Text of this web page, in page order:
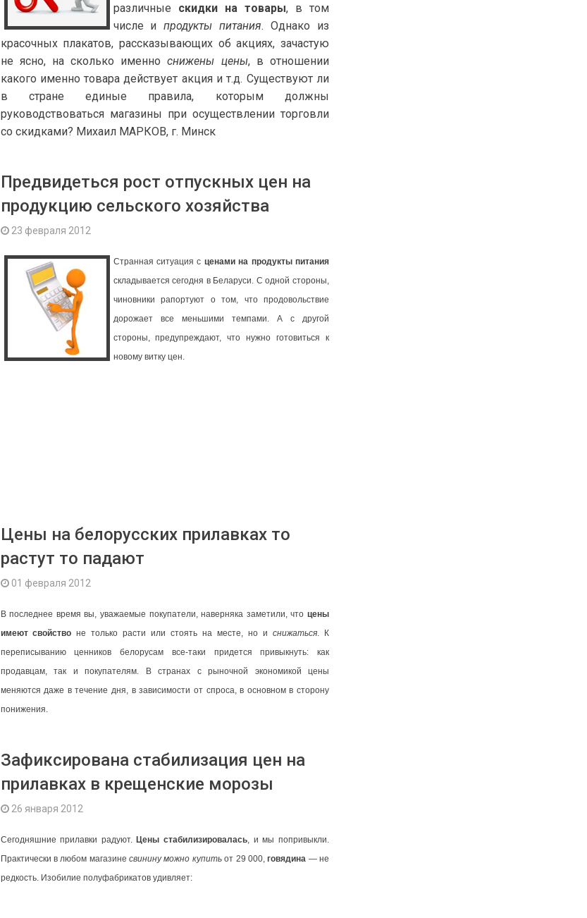
различные скидки на товары, в том
числе ипродукты питания. Однако из
красочных плакатов, рассказывающих об акциях, зачастую
не ясно, на сколько именноснижены цены, в отношении
какого именно товара действует акция и т.д. Существуют ли
в стране единые правила, которым должны
руководствоваться магазины при осуществлении торговли
со скидками? Михаил МАРКОВ, г. Минск
Предвидеться рост отпускных цен на
продукцию сельского хозяйства
23 февраля 2012
Странная ситуация с ценами на продукты питания
складывается сегодня в Беларуси. С одной стороны,
чиновники рапортуют о том, что продовольствие
дорожает все меньшими темпами. А с другой
стороны, предупреждают, что нужно готовиться к
новому витку цен.
Цены на белорусских прилавках то
растут то падают
01 февраля 2012
В последнее время вы, уважаемые покупатели, наверняка заметили, что цены
имеют свойство не только расти или стоять на месте, но иснижаться . К
переписыванию ценников белорусам все-таки придется привыкнуть: как
продавцам, так и покупателям. В странах с рыночной экономикой цены
меняются даже в течение дня, в зависимости от спроса, в основном в сторону
понижения.
Зафиксирована стабилизация цен на
прилавках в крещенские морозы
26 января 2012
Сегодняшние прилавки радуют.Цены стабилизировалась , и мы попривыкли.
Практически в любом магазине свинину можно купитьот 29 000,говядина — не
редкость. Изобилие полуфабрикатов удивляет: